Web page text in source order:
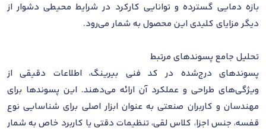
بازه دمایی گسترده و توانایی کارکرد در شرایط محیطی دشوار از
دیگر مزایای کلیدی این محصول به شمار می‌رود.
تحلیل جامع پسوندهای مرتبط
پسوندهای درج‌شده در کد فنی بیرینگ، اطلاعات دقیقی از
ویژگی‌های طراحی و عملکرد آن ارائه می‌دهند. این پسوندها برای
مهندسان و کاربران صنعتی به عنوان ابزار اصلی برای شناسایی نوع
قفسه، جنس اجزا، کلاس لقی، تنظیمات دقتی یا کاربرد خاص به شمار